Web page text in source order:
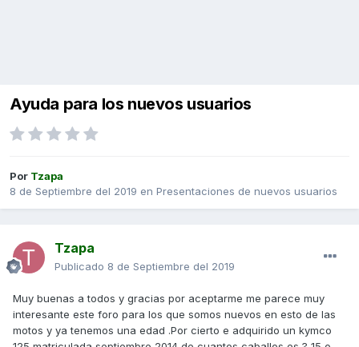
Ayuda para los nuevos usuarios
Por Tzapa
8 de Septiembre del 2019 en Presentaciones de nuevos usuarios
Tzapa
Publicado 8 de Septiembre del 2019
Muy buenas a todos y gracias por aceptarme me parece muy
interesante este foro para los que somos nuevos en esto de las
motos y ya tenemos una edad .Por cierto e adquirido un kymco